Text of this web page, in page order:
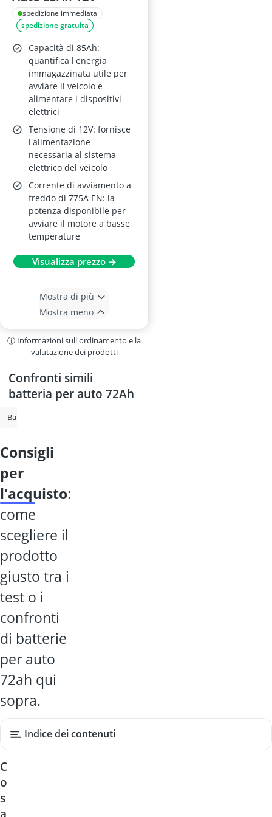
spedizione immediata
spedizione gratuita
Capacità di 85Ah:
quantifica l'energia
immagazzinata utile per
avviare il veicolo e
alimentare i dispositivi
elettrici
Tensione di 12V: fornisce
l'alimentazione
necessaria al sistema
elettrico del veicolo
Corrente di avviamento a
freddo di 775A EN: la
potenza disponibile per
avviare il motore a basse
temperature
Visualizza prezzo →
Mostra di più
Mostra meno
ⓘ Informazioni sull'ordinamento e la
valutazione dei prodotti
Confronti simili
batteria per auto 72Ah
Batteria AGM per camper
consigli
per
l'acquisto:
come
scegliere il
prodotto
giusto tra i
test o i
confronti
di batterie
per auto
72ah qui
sopra.
Indice dei contenuti
C
o
s
a